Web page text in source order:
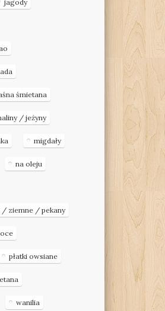
jagody
śmietana
/ jeżyny
migdały
na oleju
/ ziemne / pekany
płatki owsiane
wanilia